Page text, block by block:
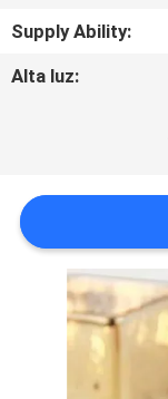
EN
CONTACTO
BLOG
MAPA
SITIO
Supply Ability:
Alta luz: